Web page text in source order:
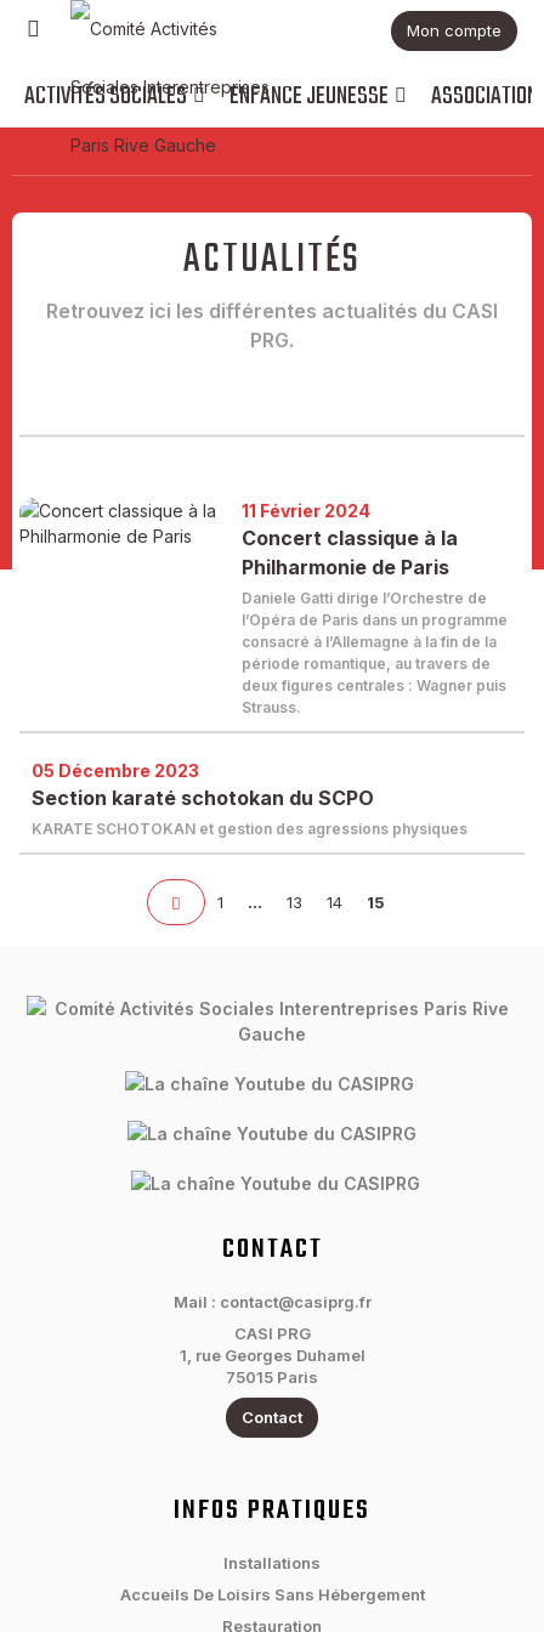
Mon compte
ACTIVITÉS SOCIALES ENFANCE JEUNESSE
ACTUALITÉS
Retrouvez ici les différentes actualités du CASI
PRG.
11 Février 2024
Concert classique à la
Philharmonie de Paris
Daniele Gatti dirige l’Orchestre de
l’Opéra de Paris dans un programme
consacré à l’Allemagne à la fin de la
période romantique, au travers de
deux figures centrales : Wagner puis
Strauss.
05 Décembre 2023
Section karaté schotokan du SCPO
KARATE SCHOTOKAN et gestion des agressions physiques
1 … 13 14 15
CONTACT
Mail : contact@casiprg.fr
CASI PRG
1, rue Georges Duhamel
75015 Paris
Contact
INFOS PRATIQUES
Installations
Accueils De Loisirs Sans Hébergement
Restauration